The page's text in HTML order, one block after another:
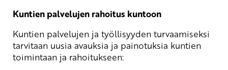
Kuntien palvelujen rahoitus kuntoon
Kuntien palvelujen ja työllisyyden turvaamiseksi
tarvitaan uusia avauksia ja painotuksia kuntien
toimintaan ja rahoitukseen: